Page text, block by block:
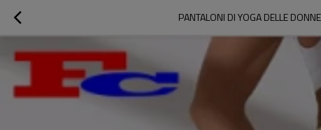
PANTALONI DI YOGA DELLE